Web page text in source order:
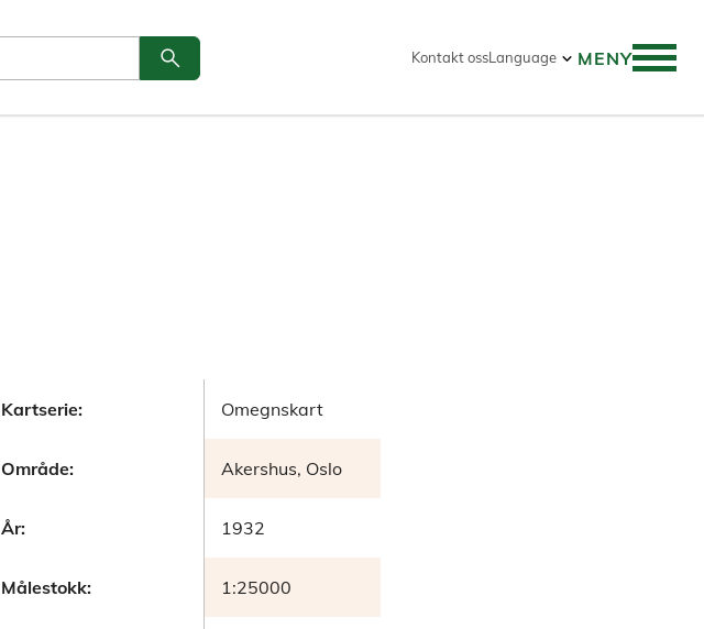
Søk
search Kontakt ossLanguage MENY
Kartserie: Omegnskart
Område: Akershus, Oslo
År: 1932
Målestokk: 1:25000